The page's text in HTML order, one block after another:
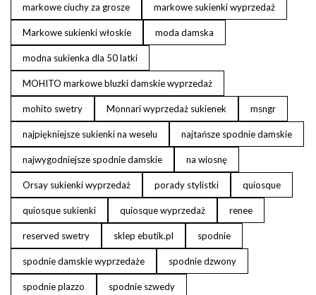
markowe ciuchy za grosze markowe sukienki wyprzedaż
Markowe sukienki włoskie moda damska
modna sukienka dla 50 latki
MOHITO markowe bluzki damskie wyprzedaż
mohito swetry Monnari wyprzedaż sukienek msngr
najpiękniejsze sukienki na weselu najtańsze spodnie damskie
najwygodniejsze spodnie damskie na wiosnę
Orsay sukienki wyprzedaż porady stylistki quiosque
quiosque sukienki quiosque wyprzedaż renee
reserved swetry sklep ebutik.pl spodnie
spodnie damskie wyprzedaże spodnie dzwony
spodnie plazzo spodnie szwedy